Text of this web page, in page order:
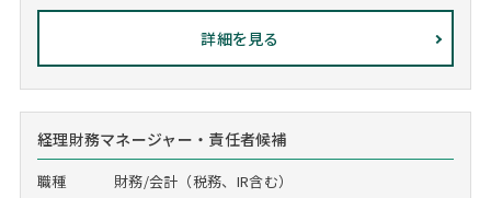
詳細を見る
経理財務マネージャー・責任者候補
職種 財務/会計（税務、IR含む）